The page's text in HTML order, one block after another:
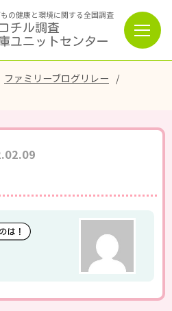
の健康と環境に関する全国調査
チル調査
ユニットセンター
ファミリーブログリレー